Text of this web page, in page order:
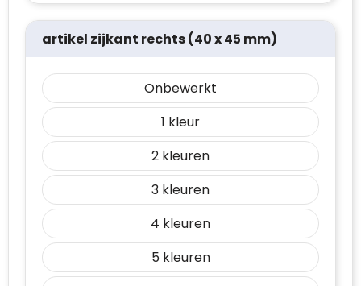
artikel zijkant rechts (40 x 45 mm)
Onbewerkt
1
2
3
4
5